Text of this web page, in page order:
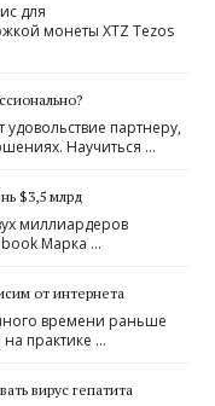
для
монеты XTZ Tezos
партнеру,
Научиться …
$3,5 млрд
миллиардеров
Марка …
от интернета
времени раньше
практике …
вирус гепатита